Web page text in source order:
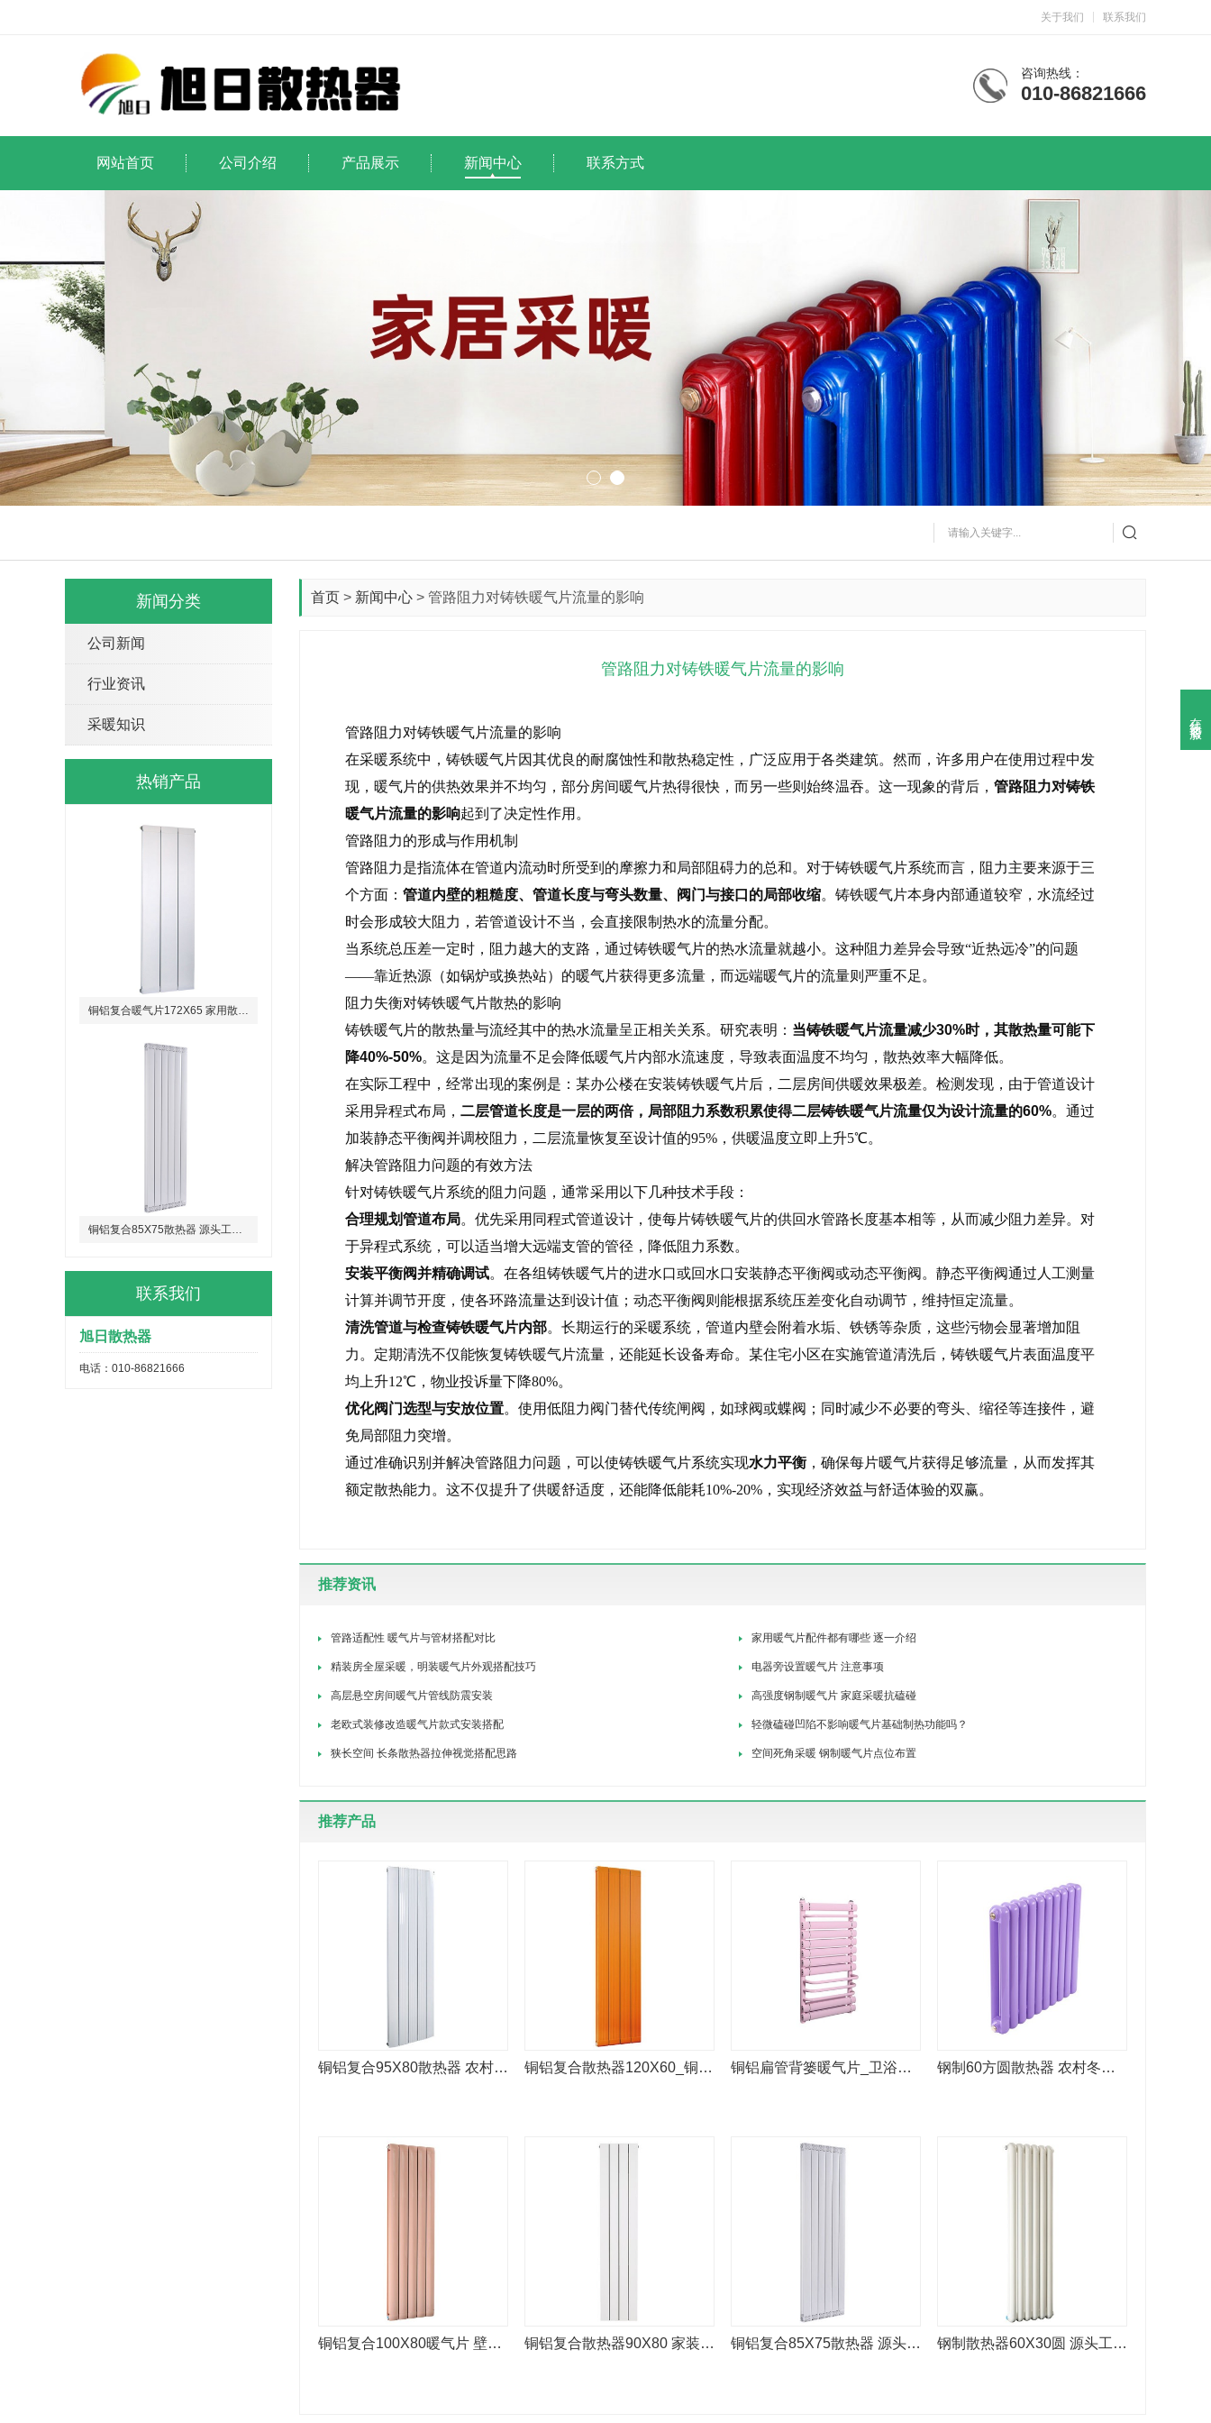
关于我们 联系我们
咨询热线：
010-86821666
网站首页 公司介绍 产品展示 新闻中心 联系方式

新闻分类
公司新闻
行业资讯
采暖知识
热销产品
铜铝复合暖气片172X65 家用散热器
铜铝复合85X75散热器 源头工厂定做 供暖好帮手
联系我们
旭日散热器
电话：010-86821666
首页 > 新闻中心 > 管路阻力对铸铁暖气片流量的影响
管路阻力对铸铁暖气片流量的影响
管路阻力对铸铁暖气片流量的影响
在采暖系统中，铸铁暖气片因其优良的耐腐蚀性和散热稳定性，广泛应用于各类建筑。然而，许多用户在使用过程中发
现，暖气片的供热效果并不均匀，部分房间暖气片热得很快，而另一些则始终温吞。这一现象的背后， 管路阻力对铸铁
暖气片流量的影响起到了决定性作用。
管路阻力的形成与作用机制
管路阻力是指流体在管道内流动时所受到的摩擦力和局部阻碍力的总和。对于铸铁暖气片系统而言，阻力主要来源于三
个方面： 管道内壁的粗糙度、管道长度与弯头数量、阀门与接口的局部收缩。铸铁暖气片本身内部通道较窄，水流经过
时会形成较大阻力，若管道设计不当，会直接限制热水的流量分配。
当系统总压差一定时，阻力越大的支路，通过铸铁暖气片的热水流量就越小。这种阻力差异会导致“近热远冷”的问题
——靠近热源（如锅炉或换热站）的暖气片获得更多流量，而远端暖气片的流量则严重不足。
阻力失衡对铸铁暖气片散热的影响
铸铁暖气片的散热量与流经其中的热水流量呈正相关关系。研究表明： 当铸铁暖气片流量减少30%时，其散热量可能下
降40%-50%。这是因为流量不足会降低暖气片内部水流速度，导致表面温度不均匀，散热效率大幅降低。
在实际工程中，经常出现的案例是：某办公楼在安装铸铁暖气片后，二层房间供暖效果极差。检测发现，由于管道设计
采用异程式布局， 二层管道长度是一层的两倍，局部阻力系数积累使得二层铸铁暖气片流量仅为设计流量的60%。通过
加装静态平衡阀并调校阻力，二层流量恢复至设计值的95%，供暖温度立即上升5℃。
解决管路阻力问题的有效方法
针对铸铁暖气片系统的阻力问题，通常采用以下几种技术手段：
合理规划管道布局。优先采用同程式管道设计，使每片铸铁暖气片的供回水管路长度基本相等，从而减少阻力差异。对
于异程式系统，可以适当增大远端支管的管径，降低阻力系数。
安装平衡阀并精确调试。在各组铸铁暖气片的进水口或回水口安装静态平衡阀或动态平衡阀。静态平衡阀通过人工测量
计算并调节开度，使各环路流量达到设计值；动态平衡阀则能根据系统压差变化自动调节，维持恒定流量。
清洗管道与检查铸铁暖气片内部。长期运行的采暖系统，管道内壁会附着水垢、铁锈等杂质，这些污物会显著增加阻
力。定期清洗不仅能恢复铸铁暖气片流量，还能延长设备寿命。某住宅小区在实施管道清洗后，铸铁暖气片表面温度平
均上升12℃，物业投诉量下降80%。
优化阀门选型与安放位置。使用低阻力阀门替代传统闸阀，如球阀或蝶阀；同时减少不必要的弯头、缩径等连接件，避
免局部阻力突增。
通过准确识别并解决管路阻力问题，可以使铸铁暖气片系统实现水力平衡 ，确保每片暖气片获得足够流量，从而发挥其
额定散热能力。这不仅提升了供暖舒适度，还能降低能耗10%-20%，实现经济效益与舒适体验的双赢。
推荐资讯
管路适配性 暖气片与管材搭配对比 家用暖气片配件都有哪些 逐一介绍
精装房全屋采暖，明装暖气片外观搭配技巧 电器旁设置暖气片 注意事项
高层悬空房间暖气片管线防震安装 高强度钢制暖气片 家庭采暖抗磕碰
老欧式装修改造暖气片款式安装搭配 轻微磕碰凹陷不影响暖气片基础制热功能吗？
狭长空间 长条散热器拉伸视觉搭配思路 空间死角采暖 钢制暖气片点位布置
推荐产品
铜铝复合95X80散热器 农村冬季采暖 铜铝复合散热器120X60_铜铝复合 铜铝扁管背篓暖气片_卫浴定制_铜铝8 钢制60方圆散热器 农村冬季采暖专用
铜铝复合100X80暖气片 壁挂式散 铜铝复合散热器90X80 家装暖气 铜铝复合85X75散热器 源头工厂定做 钢制散热器60X30圆 源头工厂定
在线客服
